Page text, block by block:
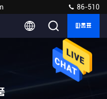
86-510
따옴표